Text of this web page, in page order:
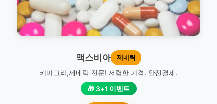
맥스비아 제네릭
카마그라,제네릭 전문! 저렴한 가격. 안전결제.
🎁 3+1 이벤트